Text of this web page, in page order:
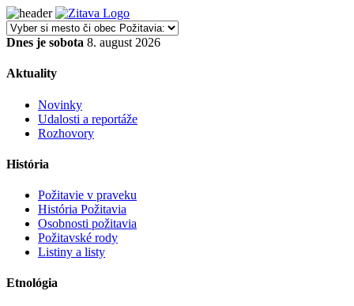
Dnes je sobota 8. august 2026
Aktuality
Novinky
Udalosti a reportáže
Rozhovory
História
Požitavie v praveku
História Požitavia
Osobnosti požitavia
Požitavské rody
Listiny a listy
Etnológia